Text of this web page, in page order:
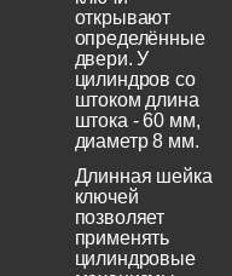
открывают
определённые
двери. У
цилиндров со
штоком длина
штока - 60 мм,
диаметр 8 мм.
Длинная шейка
ключей
позволяет
применять
цилиндровые